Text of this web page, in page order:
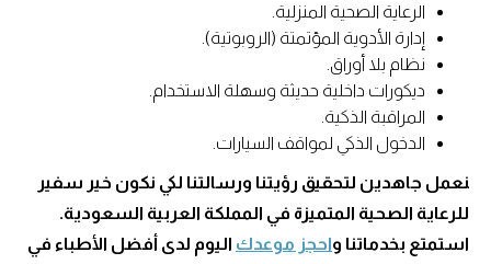
الرعاية الصحية المنزلية.
إدارة الأدوية المؤتمتة (الروبوتية).
نظام بلا أوراق.
ديكورات داخلية حديثة وسهلة الاستخدام.
المراقبة الذكية.
الدخول الذكي لمواقف السيارات.
نعمل جاهدين لتحقيق رؤيتنا ورسالتنا لكي نكون خير سفير
للرعاية الصحية المتميزة في المملكة العربية السعودية.
استمتع بخدماتنا واحجز موعدك اليوم لدى أفضل الأطباء في